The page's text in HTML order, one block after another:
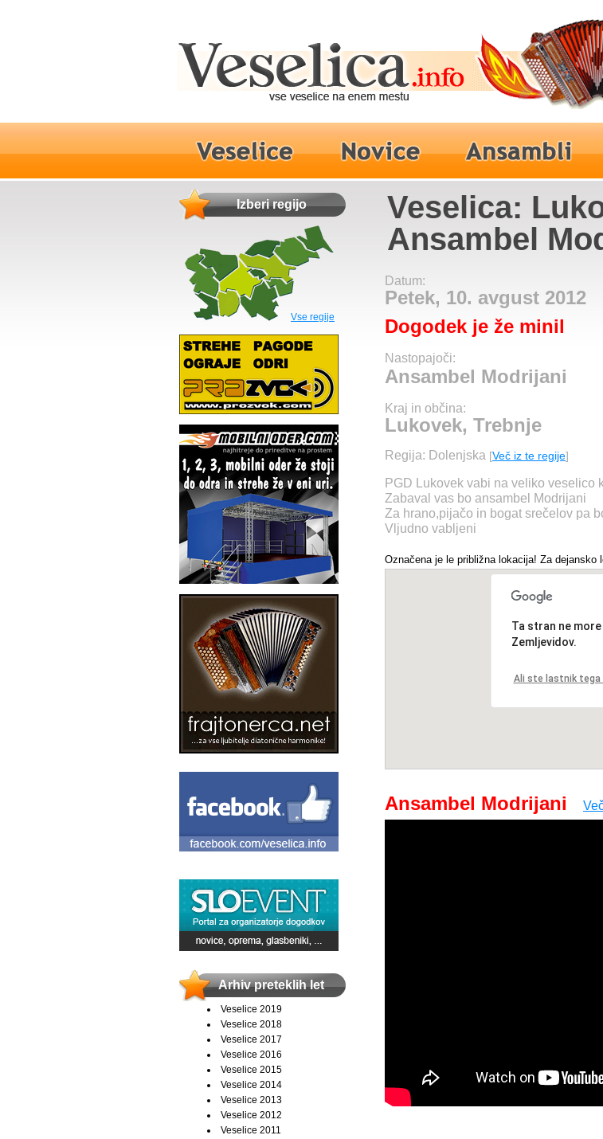
Izberi regijo
Vse regije
Arhiv preteklih let
Veselice 2019
Veselice 2018
Veselice 2017
Veselice 2016
Veselice 2015
Veselice 2014
Veselice 2013
Veselice 2012
Veselice 2011
Veselica:
Ansambel
Datum:
Petek, 10. avgust 2012
Dogodek je že minil
Nastopajoči:
Ansambel Modrijani
Kraj in občina:
Lukovek, Trebnje
Regija: Dolenjska [Več iz te regije]
PGD Lukovek vabi na veliko veselico
Zabaval vas bo ansambel Modrijani
Za hrano,pijačo in bogat srečelov pa
Vljudno vabljeni
Označena je le približna lokacija! Za dejansko
Ta stran ne
Zemljevidov.
Ali ste lastnik tega
Ansambel Modrijani